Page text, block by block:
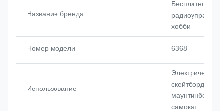
Название бренда
Бесплатное
хобби
Номер модели 6368
Использование
Электрический
скейтборд,
маунтинборд,
самокат